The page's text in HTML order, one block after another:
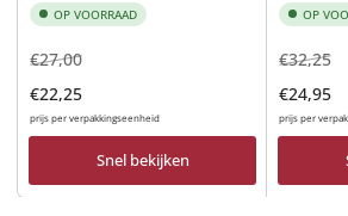
OP VOORRAAD
Normale
prijs
€27,00Aanbiedingsprijs
€22,25
prijs per verpakkingseenheid
Snel bekijken
OP
Normale
prijs
€32,25
€24,95
prijs per